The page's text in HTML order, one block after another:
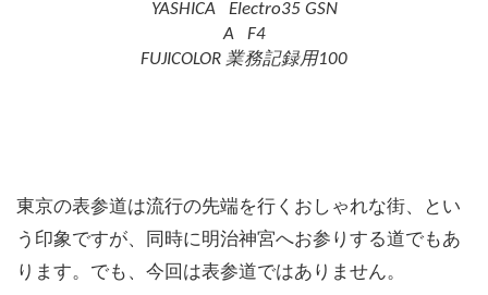
YASHICA Electro35 GSN
A F4
FUJICOLOR 業務記録用100
東京の表参道は流行の先端を行くおしゃれな街、とい
う印象ですが、同時に明治神宮へお参りする道でもあ
ります。でも、今回は表参道ではありません。